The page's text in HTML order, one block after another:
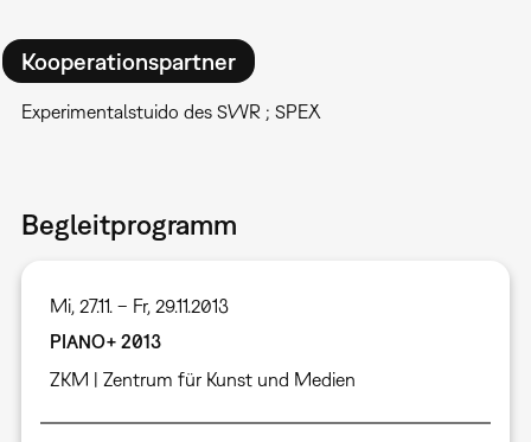
Kooperationspartner
Experimentalstuido des SWR ; SPEX
Begleitprogramm
Mi, 27.11. – Fr, 29.11.2013
PIANO+ 2013
ZKM | Zentrum für Kunst und Medien